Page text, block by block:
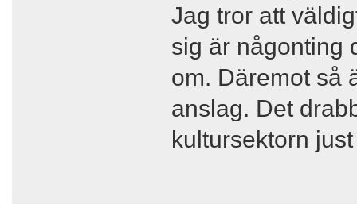
Jag tror att
sig är någonting
om. Däremot så
anslag. Det
kultursektorn